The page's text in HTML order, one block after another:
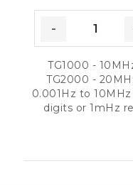
TG1000 -
TG2000 -
0.001Hz to
digits or 1mHz